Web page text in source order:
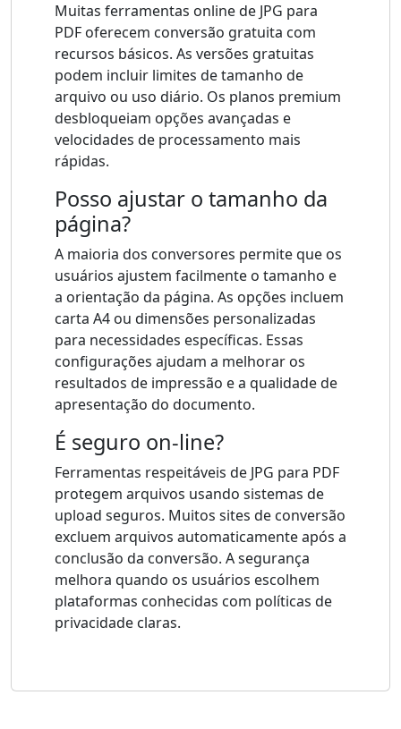
Muitas ferramentas online de JPG para
PDF oferecem conversão gratuita com
recursos básicos. As versões gratuitas
podem incluir limites de tamanho de
arquivo ou uso diário. Os planos premium
desbloqueiam opções avançadas e
velocidades de processamento mais
rápidas.
Posso ajustar o tamanho da
página?
A maioria dos conversores permite que os
usuários ajustem facilmente o tamanho e
a orientação da página. As opções incluem
carta A4 ou dimensões personalizadas
para necessidades específicas. Essas
configurações ajudam a melhorar os
resultados de impressão e a qualidade de
apresentação do documento.
É seguro on-line?
Ferramentas respeitáveis ​​de JPG para PDF
protegem arquivos usando sistemas de
upload seguros. Muitos sites de conversão
excluem arquivos automaticamente após a
conclusão da conversão. A segurança
melhora quando os usuários escolhem
plataformas conhecidas com políticas de
privacidade claras.